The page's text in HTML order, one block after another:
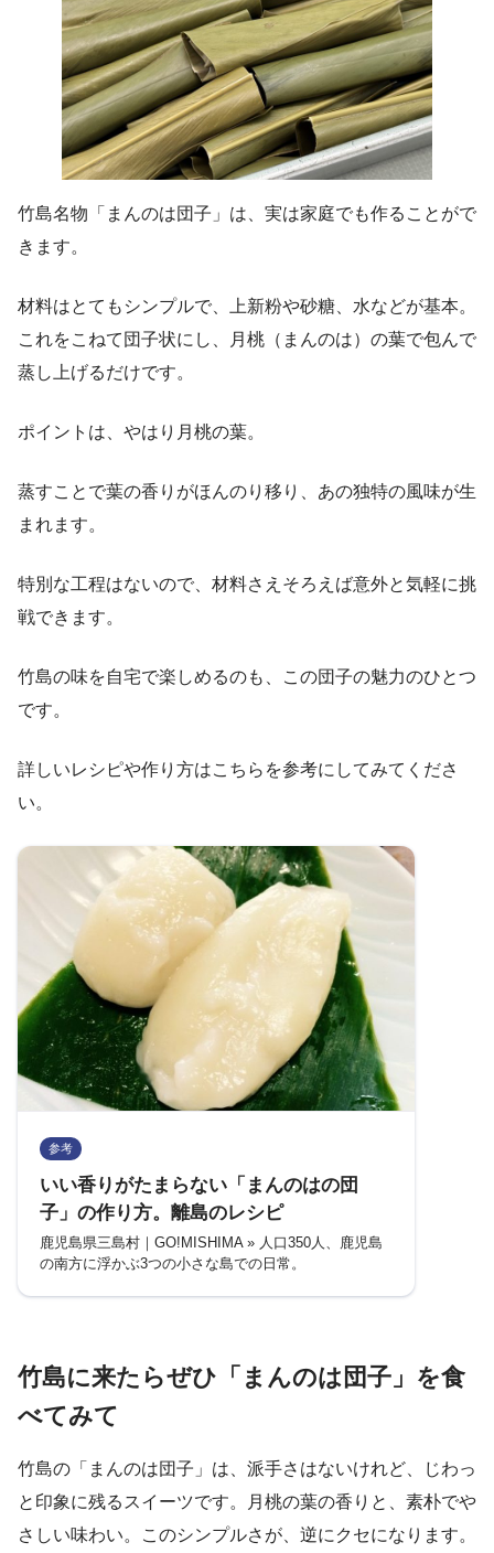
竹島名物「まんのは団子」は、実は家庭でも作ることがで
きます。
材料はとてもシンプルで、上新粉や砂糖、水などが基本。
これをこねて団子状にし、月桃（まんのは）の葉で包んで
蒸し上げるだけです。
ポイントは、やはり月桃の葉。
蒸すことで葉の香りがほんのり移り、あの独特の風味が生
まれます。
特別な工程はないので、材料さえそろえば意外と気軽に挑
戦できます。
竹島の味を自宅で楽しめるのも、この団子の魅力のひとつ
です。
詳しいレシピや作り方はこちらを参考にしてみてくださ
い。
参考
いい香りがたまらない「まんのはの団
子」の作り方。離島のレシピ
鹿児島県三島村｜GO!MISHIMA » 人口350人、鹿児島
の南方に浮かぶ3つの小さな島での日常。
竹島に来たらぜひ「まんのは団子」を食
べてみて
竹島の「まんのは団子」は、派手さはないけれど、じわっ
と印象に残るスイーツです。月桃の葉の香りと、素朴でや
さしい味わい。このシンプルさが、逆にクセになります。